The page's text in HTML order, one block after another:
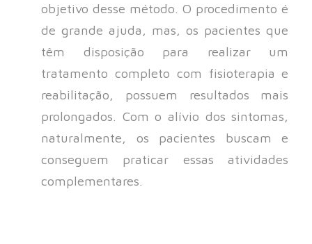
objetivo desse método. O procedimento é
de grande ajuda, mas, os pacientes que
têm disposição para realizar um
tratamento completo com fisioterapia e
reabilitação, possuem resultados mais
prolongados. Com o alívio dos sintomas,
naturalmente, os pacientes buscam e
conseguem praticar essas atividades
complementares.